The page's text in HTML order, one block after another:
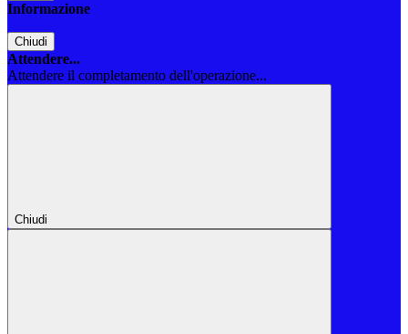
Informazione
Chiudi
Attendere...
Attendere il completamento dell'operazione...
Chiudi